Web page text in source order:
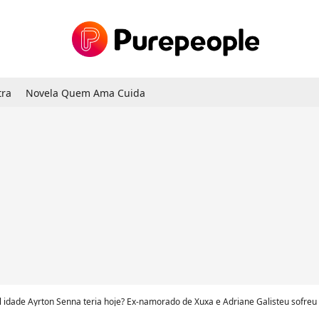
Novela Quem Ama Cuida
Ayrton Senna teria hoje? Ex-namorado de Xuxa e Adriane Galisteu sofreu morte impactante e causou crise de